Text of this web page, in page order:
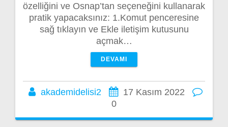
özelliğini ve Osnap’tan seçeneğini kullanarak
pratik yapacaksınız: 1.Komut penceresine
sağ tıklayın ve Ekle iletişim kutusunu
açmak…
DEVAMI
akademidelisi2
17 Kasım 2022
0